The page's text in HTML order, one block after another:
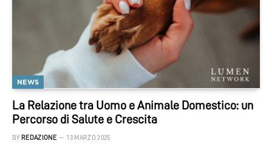
NEWS
La Relazione tra Uomo e Animale Domestico: un
Percorso di Salute e Crescita
BY REDAZIONE 13 MARZO 2025